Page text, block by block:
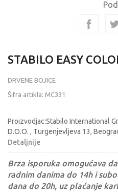
STABILO EASY
DRVENE BOJICE
Šifra artikla: MC331
Proizvodjac:Stabilo International
D.O.O. , Turgenjevljeva 13,
Detaljnije
Brza isporuka omogućava
radnim danima do 14h i
dana do 20h, uz plaćanje